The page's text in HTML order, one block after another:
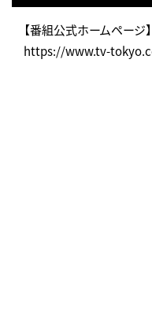
【番組公式ホームページ】
https://www.tv-